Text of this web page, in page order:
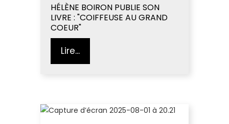
HÉLÈNE BOIRON PUBLIE SON
LIVRE : "COIFFEUSE AU GRAND
COEUR"
Lire...